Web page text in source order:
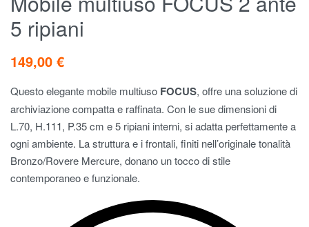
5 ripiani
149,00 €
Questo elegante mobile multiuso FOCUS, offre una soluzione di
archiviazione compatta e raffinata. Con le sue dimensioni di
L.70, H.111, P.35 cm e 5 ripiani interni, si adatta perfettamente a
ogni ambiente. La struttura e i frontali, finiti nell’originale tonalità
Bronzo/Rovere Mercure, donano un tocco di stile
contemporaneo e funzionale.